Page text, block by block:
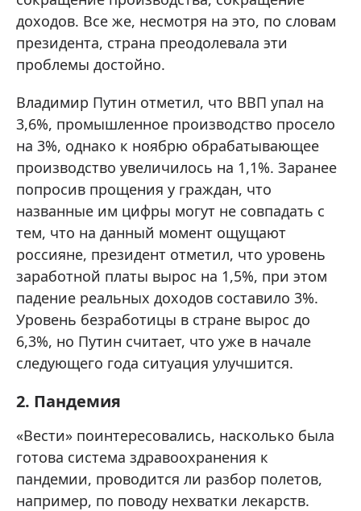
доходов. Все же, несмотря на это, по словам
президента, страна преодолевала эти
проблемы достойно.
Владимир Путин отметил, что ВВП упал на
3,6%, промышленное производство просело
на 3%, однако к ноябрю обрабатывающее
производство увеличилось на 1,1%. Заранее
попросив прощения у граждан, что
названные им цифры могут не совпадать с
тем, что на данный момент ощущают
россияне, президент отметил, что уровень
заработной платы вырос на 1,5%, при этом
падение реальных доходов составило 3%.
Уровень безработицы в стране вырос до
6,3%, но Путин считает, что уже в начале
следующего года ситуация улучшится.
2. Пандемия
«Вести» поинтересовались, насколько была
готова система здравоохранения к
пандемии, проводится ли разбор полетов,
например, по поводу нехватки лекарств.